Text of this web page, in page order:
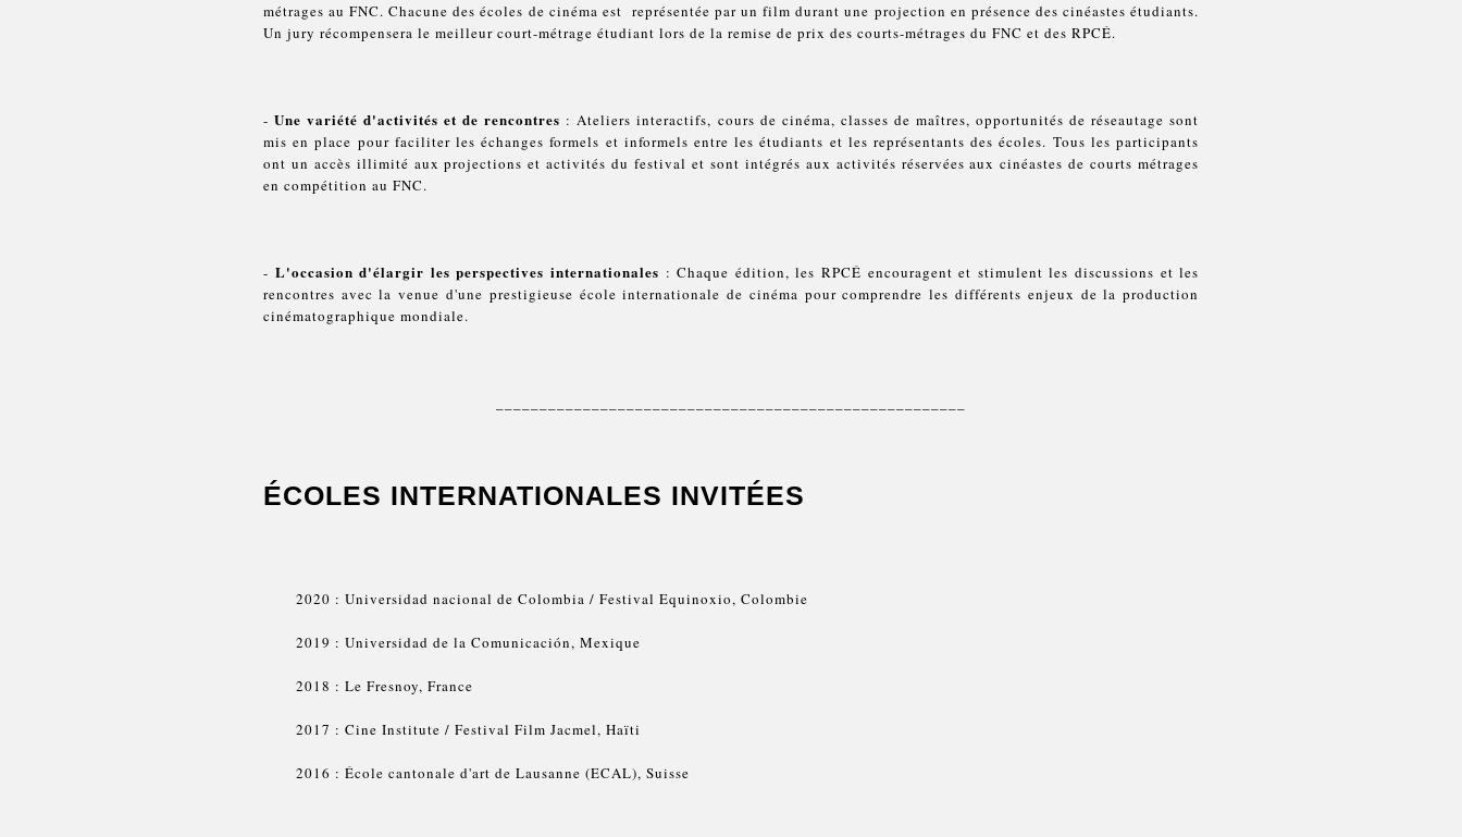
métrages au FNC. Chacune des écoles de cinéma est représentée par un film durant une projection en présence des cinéastes étudiants.
Un jury récompensera le meilleur court-métrage étudiant lors de la remise de prix des courts-métrages du FNC et des RPCÉ.
- Une variété d'activités et de rencontres : Ateliers interactifs, cours de cinéma, classes de maîtres, opportunités de réseautage sont
mis en place pour faciliter les échanges formels et informels entre les étudiants et les représentants des écoles. Tous les participants
ont un accès illimité aux projections et activités du festival et sont intégrés aux activités réservées aux cinéastes de courts métrages
en compétition au FNC.
- L'occasion d'élargir les perspectives internationales : Chaque édition, les RPCÉ encouragent et stimulent les discussions et les
rencontres avec la venue d'une prestigieuse école internationale de cinéma pour comprendre les différents enjeux de la production
cinématographique mondiale.
ÉCOLES INTERNATIONALES INVITÉES
2020 : Universidad nacional de Colombia / Festival Equinoxio, Colombie
2019 : Universidad de la Comunicación, Mexique
2018 : Le Fresnoy, France
2017 : Cine Institute / Festival Film Jacmel, Haïti
2016 : École cantonale d'art de Lausanne (ECAL), Suisse